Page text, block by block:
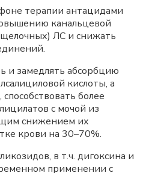
терапии антацидами
канальцевой
ЛС и снижать
и замедлять абсорбцию
кислоты, а
более
с мочой из
снижением их
крови на 30–70%.
в т.ч. дигоксина и
применении с